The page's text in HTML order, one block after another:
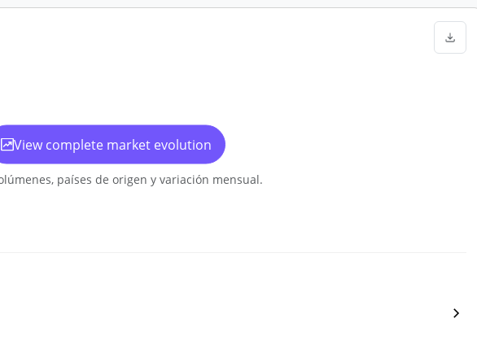
View complete market evolution
países de origen y variación mensual.